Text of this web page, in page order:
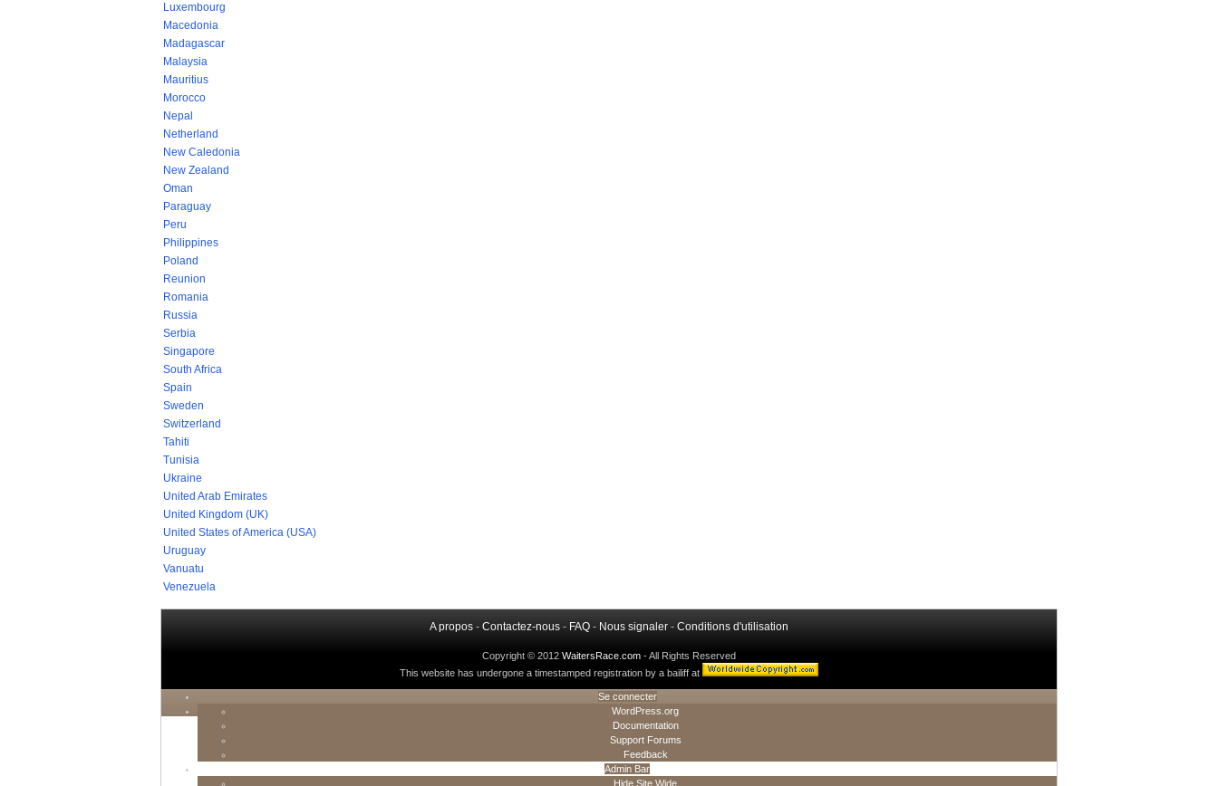
Luxembourg
Macedonia
Madagascar
Malaysia
Mauritius
Morocco
Nepal
Netherland
New Caledonia
New Zealand
Oman
Paraguay
Peru
Philippines
Poland
Reunion
Romania
Russia
Serbia
Singapore
South Africa
Spain
Sweden
Switzerland
Tahiti
Tunisia
Ukraine
United Arab Emirates
United Kingdom (UK)
United States of America (USA)
Uruguay
Vanuatu
Venezuela
A propos - Contactez-nous - FAQ - Nous signaler - Conditions d'utilisation
Copyright © 2012 WaitersRace.com - All Rights Reserved
This website has undergone a timestamped registration by a bailiff at
Se connecter
WordPress.org
Documentation
Support Forums
Feedback
Admin Bar
Hide Site Wide